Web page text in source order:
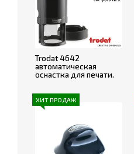
Trodat 4642
автоматическая
оснастка для печати.
ХИТ ПРОДАЖ